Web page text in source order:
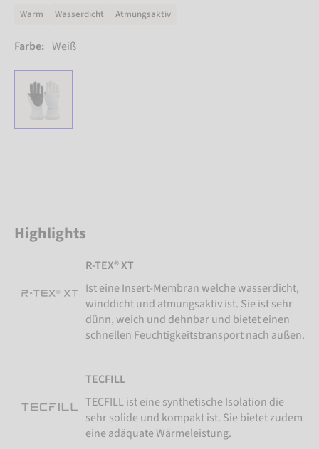
Warm Wasserdicht Atmungsaktiv
Farbe: Weiß
Highlights
R-TEX® XT
Ist eine Insert-Membran welche wasserdicht,
winddicht und atmungsaktiv ist. Sie ist sehr
dünn, weich und dehnbar und bietet einen
schnellen Feuchtigkeitstransport nach außen.
TECFILL
TECFILL ist eine synthetische Isolation die
sehr solide und kompakt ist. Sie bietet zudem
eine adäquate Wärmeleistung.